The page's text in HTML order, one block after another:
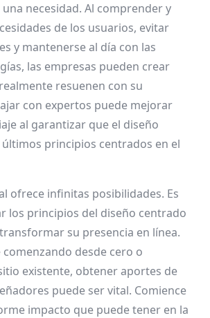
necesidad. Al comprender y
de los usuarios, evitar
y mantenerse al día con las
las empresas pueden crear
resuenen con su
con expertos puede mejorar
al garantizar que el diseño
principios centrados en el
ofrece infinitas posibilidades. Es
los principios del diseño centrado
su presencia en línea.
comenzando desde cero o
existente, obtener aportes de
puede ser vital. Comience
impacto que puede tener en la